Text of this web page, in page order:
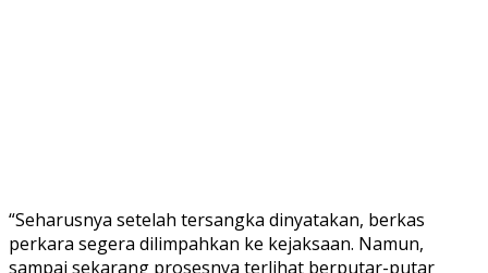
“Seharusnya setelah tersangka dinyatakan, berkas
perkara segera dilimpahkan ke kejaksaan. Namun,
sampai sekarang prosesnya terlihat berputar-putar